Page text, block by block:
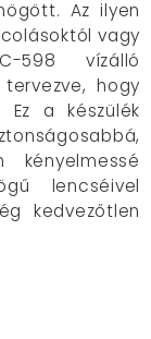
Az ilyen
vagy
598 vízálló
hogy
Ez a készülék
lencséivel
kedvezőtlen